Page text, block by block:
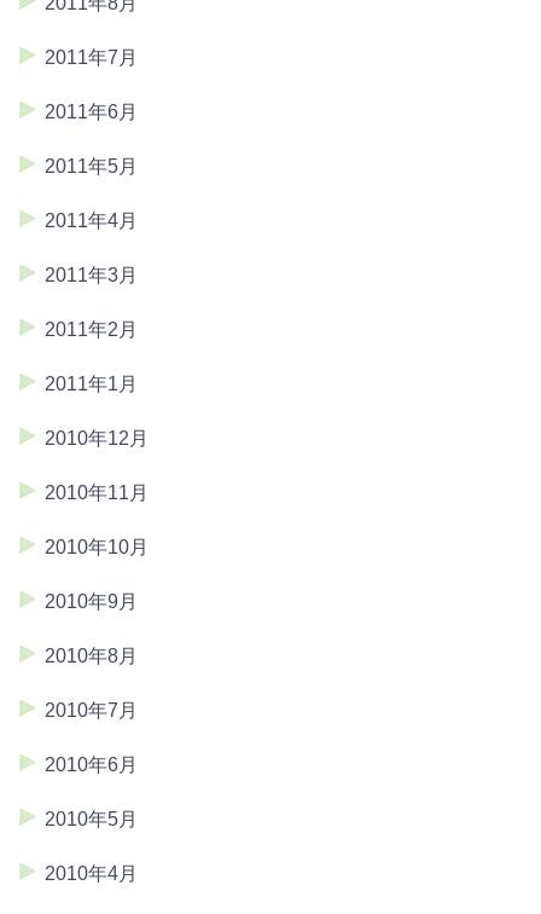
2011年7月
2011年6月
2011年5月
2011年4月
2011年3月
2011年2月
2011年1月
2010年12月
2010年11月
2010年10月
2010年9月
2010年8月
2010年7月
2010年6月
2010年5月
2010年4月